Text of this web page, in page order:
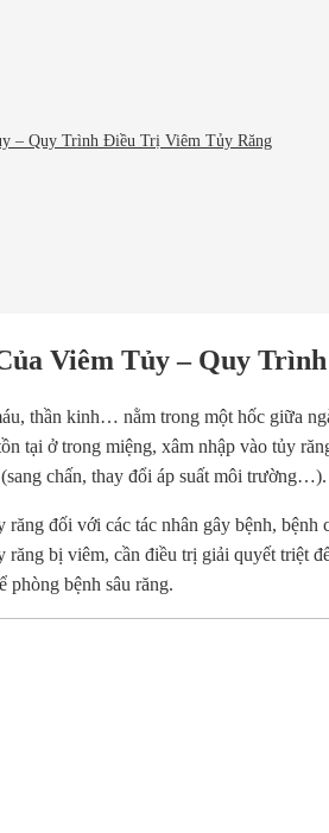
– Quy Trình Điều Trị Viêm Tủy Răng
Viêm Tủy – Quy
thần kinh… nằm trong một hốc giữa
tại ở trong miệng, xâm nhập vào tủy
chấn, thay đổi áp suất môi
răng đối với các tác nhân gây bệnh,
bị viêm, cần điều trị giải quyết triệt
phòng bệnh sâu răng.